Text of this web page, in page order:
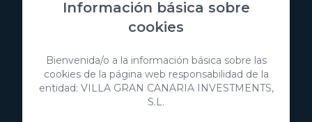
Información básica sobre
cookies
Bienvenida/o a la información básica sobre las
cookies de la página web responsabilidad de la
entidad: VILLA GRAN CANARIA INVESTMENTS,
S.L.